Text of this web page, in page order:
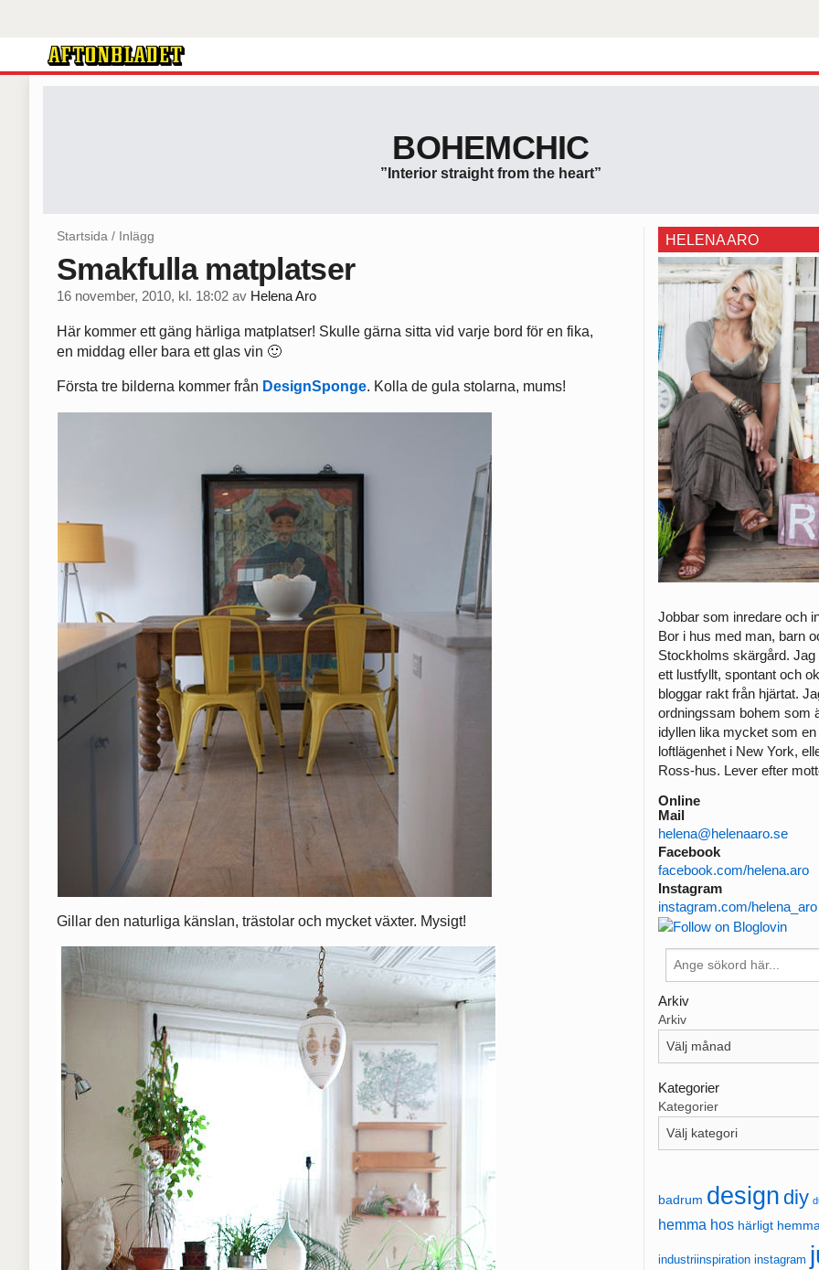
BOHEMCHIC
”Interior straight from the heart”
Startsida / Inlägg
Smakfulla matplatser
16 november, 2010, kl. 18:02 av Helena Aro
Här kommer ett gäng härliga matplatser! Skulle gärna sitta vid varje bord för en fika,
en middag eller bara ett glas vin 🙂
Första tre bilderna kommer från DesignSponge. Kolla de gula stolarna, mums!
Gillar den naturliga känslan, trästolar och mycket växter. Mysigt!
HELENA ARO
Jobbar som inredare och
Bor i hus med man, barn
­Stockholms skärgård. Jag
ett lustfyllt, spontant och
bloggar rakt från hjärtat.
ordningssam bohem som
idyllen lika mycket som
loftlägenhet i New York,
Ross-hus. Lever efter
Online
Mail
helena@helenaaro.se
Facebook
facebook.com/helena.aro
Instagram
instagram.com/helena_aro
Arkiv
Arkiv
Kategorier
Kategorier
badrum design diy
hemma hos härligt
industriinspiration instagram